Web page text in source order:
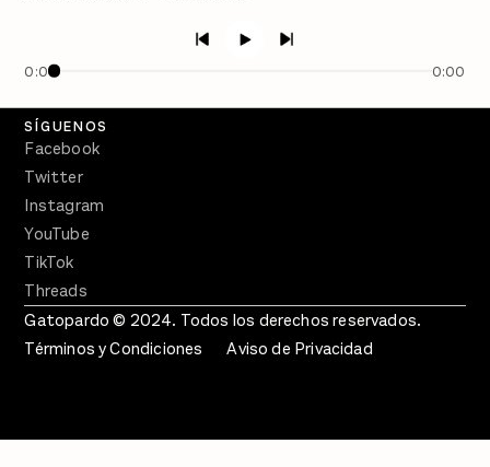
0:00 0:00
Crecer en Distopía
SÍGUENOS
Facebook
Twitter
Instagram
YouTube
TikTok
Threads
Gatopardo © 2024. Todos los derechos reservados.
Términos y Condiciones
Aviso de Privacidad